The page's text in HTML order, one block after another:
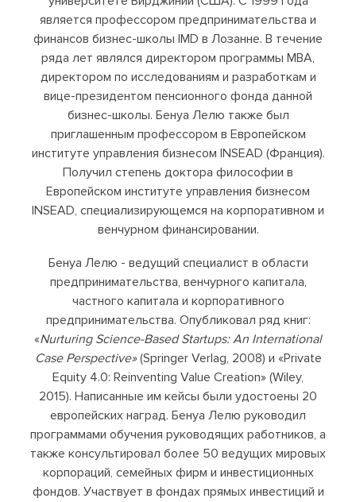
является профессором предпринимательства и
финансов бизнес-школы IMD в Лозанне. В течение
ряда лет являлся директором программы MBA,
директором по исследованиям и разработкам и
вице-президентом пенсионного фонда данной
бизнес-школы. Бенуа Лелю также был
приглашенным профессором в Европейском
институте управления бизнесом INSEAD (Франция).
Получил степень доктора философии в
Европейском институте управления бизнесом
INSEAD, специализирующемся на корпоративном и
венчурном финансировании.
Бенуа Лелю - ведущий специалист в области
предпринимательства, венчурного капитала,
частного капитала и корпоративного
предпринимательства. Опубликовал ряд книг:
«Nurturing Science-Based Startups: An International
Case Perspective»(Springer Verlag, 2008) и «Private
Equity 4.0: Reinventing Value Creation» (Wiley,
2015). Написанные им кейсы были удостоены 20
европейских наград. Бенуа Лелю руководил
программами обучения руководящих работников, а
также консультировал более 50 ведущих мировых
корпораций, семейных фирм и инвестиционных
фондов. Участвует в фондах прямых инвестиций и